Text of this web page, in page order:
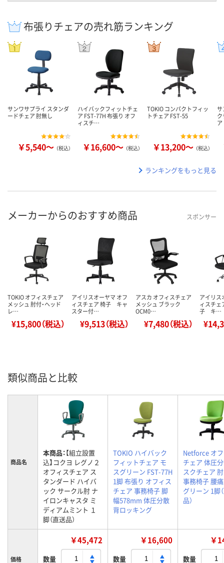
布張りチェアの売れ筋ランキング
サンワサプライ スタンダ
ードチェア 肘無し
￥5,540～ （税込）
ハイバックフィットチェ
ア FST-77H 布張り オフ
ィスチ…
￥16,600～ （税込）
TOKIO コンパクトフィッ
トチェア FST-55
￥13,200～ （税込）
サ
ア
ランキングをもっと見る
メーカーからのおすすめ商品 スポンサー
TOKIO オフィスチェア
メッシュ 肘付・ヘッド
レ…
¥15,800（税込）
アイリスオーヤマ オフ
ィスチェア 椅子 キャ
スター付…
¥9,513（税込）
アスカ オフィスチェア
メッシュ ブラック
OCM0…
¥7,480（税込）
アイリス
ィスチェ
子 キ…
類似商品と比較
商品名
本商品：【組立設置
込】コクヨ レグノ２
オフィスチェア ス
タンダード ハイバ
ック サークル肘 ナ
イロンキャスタ ミ
ディアムミント １
脚（直送品）
TOKIO ハイバック
フィットチェア モ
スグリーン FST-77H
1脚 布張り オフィス
チェア 事務椅子 脚
幅578mm 体圧分散
背ロッキング
Netforce オ
チェア 体圧
スクチェア
事務椅子 腰
グリーン 1脚
品）
価格
￥45,472
数量
￥16,600
数量
￥
数量